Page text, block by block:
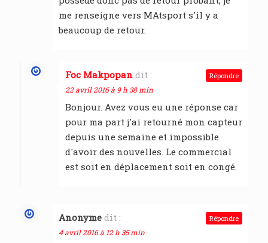
me renseigne vers MAtsport s'il y a
beaucoup de retour.
Foc Makpopan dit :
22 avril 2016 à 9 h 38 min
Bonjour. Avez vous eu une réponse car
pour ma part j'ai retourné mon capteur
depuis une semaine et impossible
d'avoir des nouvelles. Le commercial
est soit en déplacement soit en congé.
Répondre
Anonyme dit :
4 avril 2016 à 12 h 35 min
Répondre